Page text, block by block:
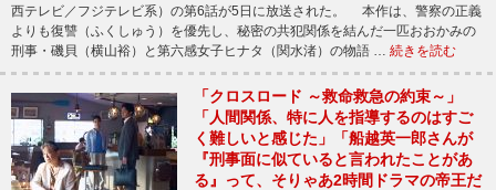
西テレビ／フジテレビ系）の第6話が5日に放送された。 本作は、警察の正義
よりも復讐（ふくしゅう）を優先し、秘密の共犯関係を結んだ一匹おおかみの
刑事・磯貝（横山裕）と第六感女子ヒナタ（関水渚）の物語 … 続きを読む
「クロスロード ～救命救急の約束～」
「人間関係、特に人を指導するのはすご
く難しいと感じた」「船越英一郎さんが
『刑事面に似ていると言われたことがあ
る』って、そりゃあ2時間ドラマの帝王だ